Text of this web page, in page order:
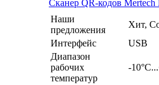
Сканер QR-кодов Mertech
Наши
предложения
Хит,
Интерфейс
USB
Диапазон
рабочих
температур
-